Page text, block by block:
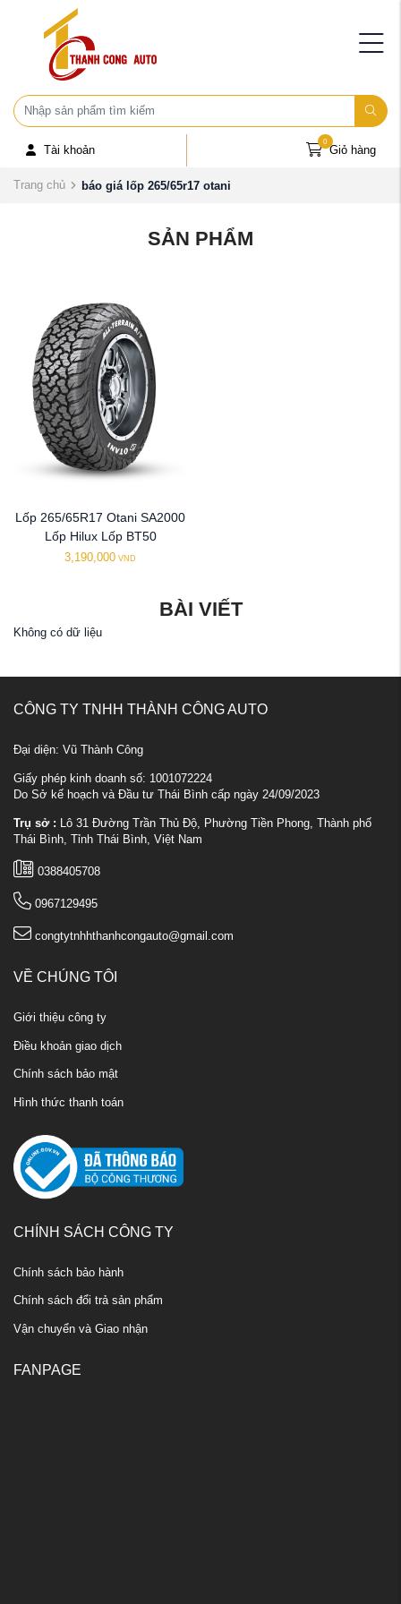
Tài khoản Giỏ hàng
0
Trang chủ báo giá lốp 265/65r17 otani
SẢN PHẨM
Lốp 265/65R17 Otani SA2000
Lốp Hilux Lốp BT50
3,190,000 VND
BÀI VIẾT
Không có dữ liệu
CÔNG TY TNHH THÀNH CÔNG AUTO
Đại diện: Vũ Thành Công
Giấy phép kinh doanh số: 1001072224
Do Sở kế hoạch và Đầu tư Thái Bình cấp ngày 24/09/2023
Trụ sở : Lô 31 Đường Trần Thủ Độ, Phường Tiền Phong, Thành phố
Thái Bình, Tỉnh Thái Bình, Việt Nam
0388405708
0967129495
congtytnhhthanhcongauto@gmail.com
VỀ CHÚNG TÔI
Giới thiệu công ty
Điều khoản giao dịch
Chính sách bảo mật
Hình thức thanh toán
CHÍNH SÁCH CÔNG TY
Chính sách bảo hành
Chính sách đổi trả sản phẩm
Vận chuyển và Giao nhận
FANPAGE